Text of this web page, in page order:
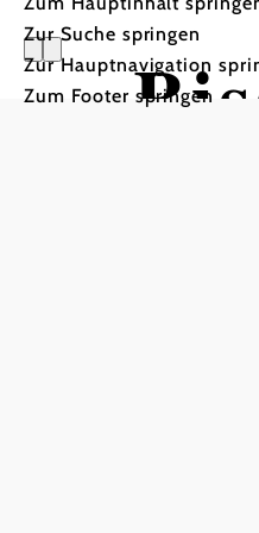
Zur Suche springen
Zur Hauptnavigation
Zum Footer springen